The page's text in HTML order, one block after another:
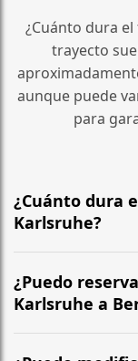
¿Cuánto dura
trayecto
aunque puede
para
¿Cuánto dura
Karlsruhe?
¿Cuánto dura el
trayecto suele
¿Puedo
Karlsruhe a
Sí, operamos las
semana, en